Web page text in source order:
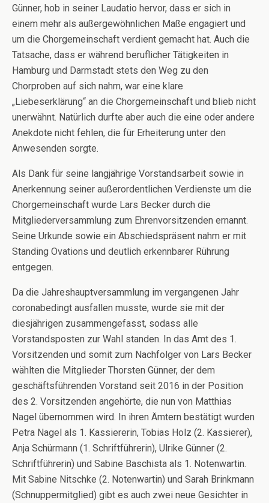
Günner, hob in seiner Laudatio hervor, dass er sich in
einem mehr als außergewöhnlichen Maße engagiert und
um die Chorgemeinschaft verdient gemacht hat. Auch die
Tatsache, dass er während beruflicher Tätigkeiten in
Hamburg und Darmstadt stets den Weg zu den
Chorproben auf sich nahm, war eine klare
„Liebeserklärung“ an die Chorgemeinschaft und blieb nicht
unerwähnt. Natürlich durfte aber auch die eine oder andere
Anekdote nicht fehlen, die für Erheiterung unter den
Anwesenden sorgte.
Als Dank für seine langjährige Vorstandsarbeit sowie in
Anerkennung seiner außerordentlichen Verdienste um die
Chorgemeinschaft wurde Lars Becker durch die
Mitgliederversammlung zum Ehrenvorsitzenden ernannt.
Seine Urkunde sowie ein Abschiedspräsent nahm er mit
Standing Ovations und deutlich erkennbarer Rührung
entgegen.
Da die Jahreshauptversammlung im vergangenen Jahr
coronabedingt ausfallen musste, wurde sie mit der
diesjährigen zusammengefasst, sodass alle
Vorstandsposten zur Wahl standen. In das Amt des 1.
Vorsitzenden und somit zum Nachfolger von Lars Becker
wählten die Mitglieder Thorsten Günner, der dem
geschäftsführenden Vorstand seit 2016 in der Position
des 2. Vorsitzenden angehörte, die nun von Matthias
Nagel übernommen wird. In ihren Ämtern bestätigt wurden
Petra Nagel als 1. Kassiererin, Tobias Holz (2. Kassierer),
Anja Schürmann (1. Schriftführerin), Ulrike Günner (2.
Schriftführerin) und Sabine Baschista als 1. Notenwartin.
Mit Sabine Nitschke (2. Notenwartin) und Sarah Brinkmann
(Schnuppermitglied) gibt es auch zwei neue Gesichter in